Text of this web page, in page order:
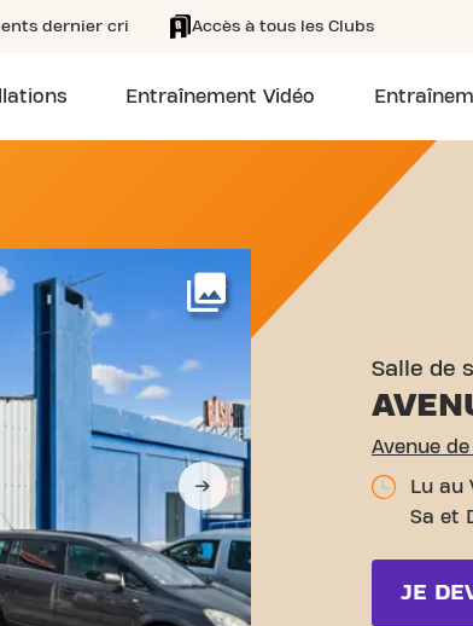
dernier cri Accès à tous les Clubs
Entraînement Vidéo
DE SAINT-MENET
Voir plus
Salle de
Avenue
Lu au
Sa et
JE